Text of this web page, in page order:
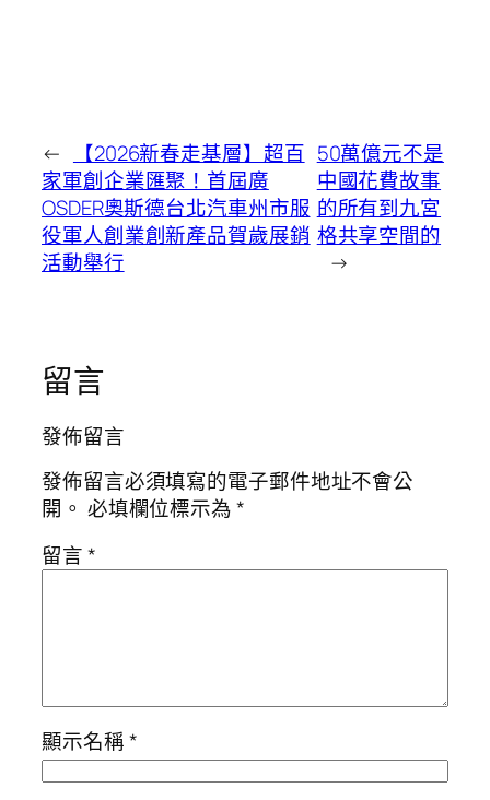
←
【2026新春走基層】超百
家軍創企業匯聚！首屆廣
OSDER奧斯德台北汽車州市服
役軍人創業創新產品賀歲展銷
活動舉行
50萬億元不是
中國花費故事
的所有到九宮
格共享空間的
→
留言
發佈留言
發佈留言必須填寫的電子郵件地址不會公
開。 必填欄位標示為*
留言*
顯示名稱*